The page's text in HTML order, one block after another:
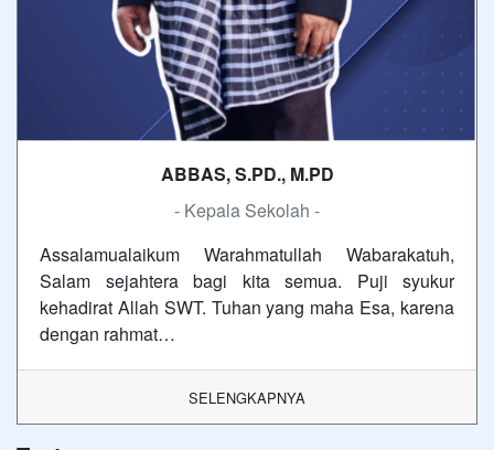
ABBAS, S.PD., M.PD
- Kepala Sekolah -
Assalamualaikum Warahmatullah Wabarakatuh,
Salam sejahtera bagi kita semua. Puji syukur
kehadirat Allah SWT. Tuhan yang maha Esa, karena
dengan rahmat…
SELENGKAPNYA